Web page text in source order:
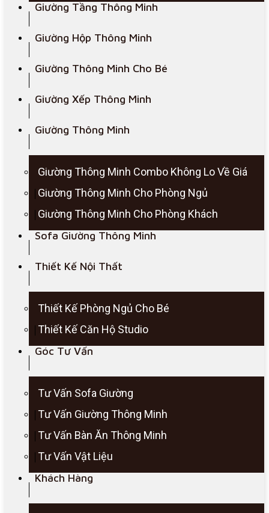
Giường Tầng Thông Minh
Giường Hộp Thông Minh
Giường Thông Minh Cho Bé
Giường Xếp Thông Minh
Giường Thông Minh
Giường Thông Minh Combo Không Lo Về Giá
Giường Thông Minh Cho Phòng Ngủ
Giường Thông Minh Cho Phòng Khách
Sofa Giường Thông Minh
Thiết Kế Nội Thất
Thiết Kế Phòng Ngủ Cho Bé
Thiết Kế Căn Hộ Studio
Góc Tư Vấn
Tư Vấn Sofa Giường
Tư Vấn Giường Thông Minh
Tư Vấn Bàn Ăn Thông Minh
Tư Vấn Vật Liệu
Khách Hàng